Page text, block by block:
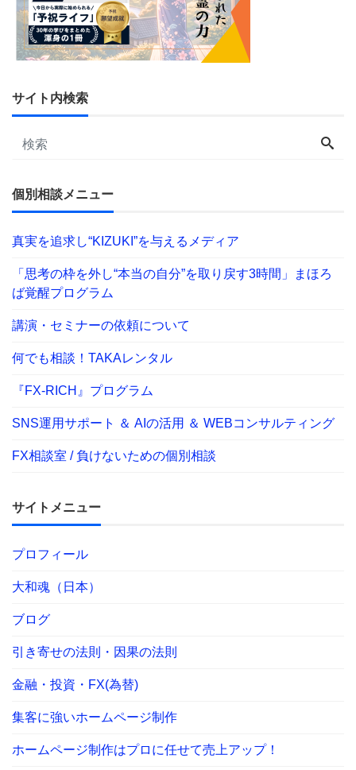
サイト内検索
個別相談メニュー
真実を追求し“KIZUKI”を与えるメディア
「思考の枠を外し“本当の自分”を取り戻す3時間」まほろ
ば覚醒プログラム
講演・セミナーの依頼について
何でも相談！TAKAレンタル
『FX-RICH』プログラム
SNS運用サポート ＆ AIの活用 ＆ WEBコンサルティング
FX相談室 / 負けないための個別相談
サイトメニュー
プロフィール
大和魂（日本）
ブログ
引き寄せの法則・因果の法則
金融・投資・FX(為替)
集客に強いホームページ制作
ホームページ制作はプロに任せて売上アップ！